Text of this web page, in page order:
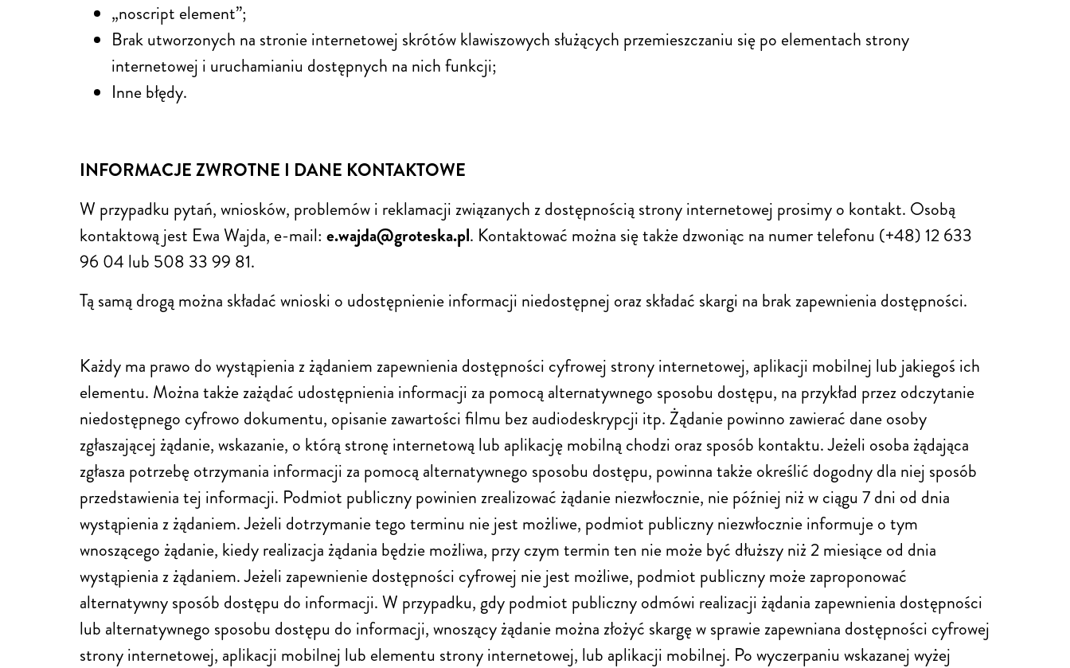
„noscript element”;
Brak utworzonych na stronie internetowej skrótów klawiszowych służących przemieszczaniu się po elementach strony
internetowej i uruchamianiu dostępnych na nich funkcji;
Inne błędy.
INFORMACJE ZWROTNE I DANE KONTAKTOWE
W przypadku pytań, wniosków, problemów i reklamacji związanych z dostępnością strony internetowej prosimy o kontakt. Osobą
kontaktową jest Ewa Wajda, e-mail: e.wajda@groteska.pl. Kontaktować można się także dzwoniąc na numer telefonu (+48) 12 633
96 04 lub 508 33 99 81.
Tą samą drogą można składać wnioski o udostępnienie informacji niedostępnej oraz składać skargi na brak zapewnienia dostępności.
Każdy ma prawo do wystąpienia z żądaniem zapewnienia dostępności cyfrowej strony internetowej, aplikacji mobilnej lub jakiegoś ich
elementu. Można także zażądać udostępnienia informacji za pomocą alternatywnego sposobu dostępu, na przykład przez odczytanie
niedostępnego cyfrowo dokumentu, opisanie zawartości filmu bez audiodeskrypcji itp. Żądanie powinno zawierać dane osoby
zgłaszającej żądanie, wskazanie, o którą stronę internetową lub aplikację mobilną chodzi oraz sposób kontaktu. Jeżeli osoba żądająca
zgłasza potrzebę otrzymania informacji za pomocą alternatywnego sposobu dostępu, powinna także określić dogodny dla niej sposób
przedstawienia tej informacji. Podmiot publiczny powinien zrealizować żądanie niezwłocznie, nie później niż w ciągu 7 dni od dnia
wystąpienia z żądaniem. Jeżeli dotrzymanie tego terminu nie jest możliwe, podmiot publiczny niezwłocznie informuje o tym
wnoszącego żądanie, kiedy realizacja żądania będzie możliwa, przy czym termin ten nie może być dłuższy niż 2 miesiące od dnia
wystąpienia z żądaniem. Jeżeli zapewnienie dostępności cyfrowej nie jest możliwe, podmiot publiczny może zaproponować
alternatywny sposób dostępu do informacji. W przypadku, gdy podmiot publiczny odmówi realizacji żądania zapewnienia dostępności
lub alternatywnego sposobu dostępu do informacji, wnoszący żądanie można złożyć skargę w sprawie zapewniana dostępności cyfrowej
strony internetowej, aplikacji mobilnej lub elementu strony internetowej, lub aplikacji mobilnej. Po wyczerpaniu wskazanej wyżej